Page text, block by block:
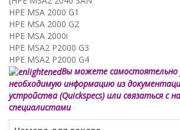
HPE MSA 2000 G1
HPE MSA 2000 G2
HPE MSA 2000i
HPE MSA2 P2000 G3
HPE MSA2 P2000 G4
Вы можете самостоятельно
необходимую информацию из
устройства (Quickspecs) или связаться с
специалистами